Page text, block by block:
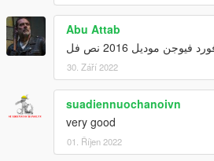
Abu Attab
موديل 2016 نص فل
30. Září 2022
suadiennuochanoivn
very good
01. Říjen 2022